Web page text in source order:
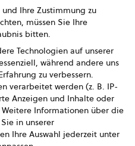
GmbH
und Ihre Zustimmung zu
müssen Sie Ihre
bitten.
Technologien auf unserer
während andere uns
zu verbessern.
verarbeitet werden (z. B. IP-
Anzeigen und Inhalte oder
Weitere Informationen über die
in unserer
Ihre Auswahl jederzeit unter